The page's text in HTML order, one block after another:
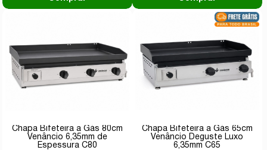
Chapa Bifeteira a Gás 80cm
Venâncio 6,35mm de
Espessura C80
Chapa Bifeteira a Gás 65cm
Venâncio Deguste Luxo
6,35mm C65